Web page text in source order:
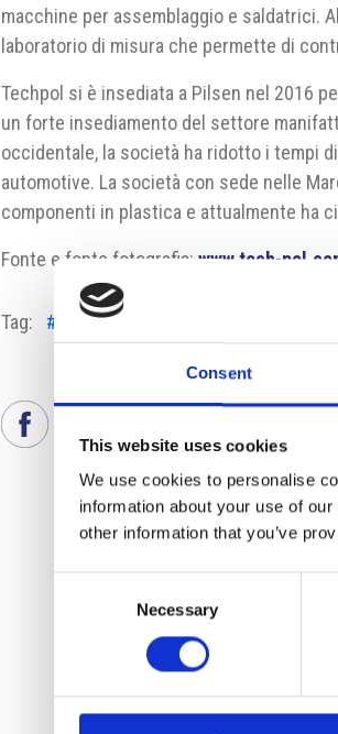
Consent
This website uses cookies
We use cookies to personalise
information about your use of
other information that you’ve
Necessary
macchine per assemblaggio e saldatrici.
laboratorio di misura che permette di
Techpol si è insediata a Pilsen nel 2016
un forte insediamento del settore
occidentale, la società ha ridotto i tempi
automotive. La società con sede nelle
componenti in plastica e attualmente ha
Fonte e fonte fotografia:www.tech-
Tag: #Pilsen